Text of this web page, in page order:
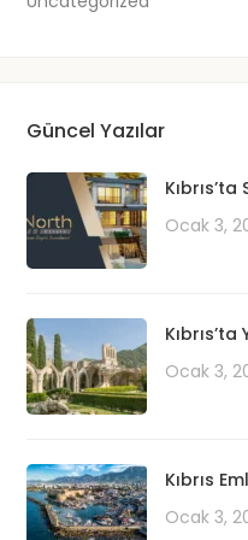
Güncel Yazılar
Kıbrıs’ta
Ocak 3,
Kıbrıs’ta
Ocak 3,
Kıbrıs
Ocak 3,